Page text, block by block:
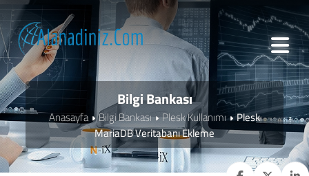
Bilgi Bankası
Anasayfa Bilgi Bankası Plesk Kullanımı
Plesk
MariaDB Veritabanı Ekleme